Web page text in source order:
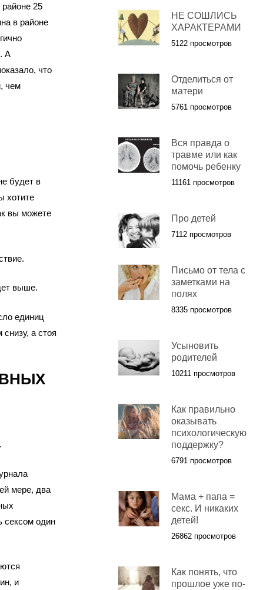
25
в районе
А
что
чем
будет в
хотите
вы можете
выше.
единиц
а стоя
мере, два
сексом один
и
НЕ СОШЛИСЬ
ХАРАКТЕРАМИ
5122 просмотров
Отделиться от
матери
5761 просмотров
Вся правда о
травме или как
помочь ребенку
11161 просмотров
Про детей
7112 просмотров
Письмо от тела с
заметками на
полях
8335 просмотров
Усыновить
родителей
10211 просмотров
Как правильно
оказывать
психологическую
поддержку?
6791 просмотров
Мама + папа =
секс. И никаких
детей!
26862 просмотров
Как понять, что
прошлое уже по-